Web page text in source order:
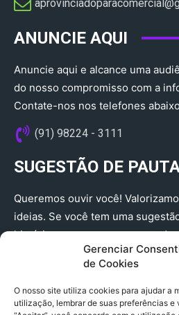
Gerenciar
de Cookies
O nosso site utiliza cookies para ajudar a
utilização, lembrar de suas preferências
ANUNCIE AQUI
Anuncie aqui e alcance uma
do nosso compromisso com a
Contate-nos nos telefones abaixo
(91) 98224 - 3111
SUGESTÃO DE
Queremos ouvir você!
ideias. Se você tem uma
história que merece ser
(91) 98224 - 3111